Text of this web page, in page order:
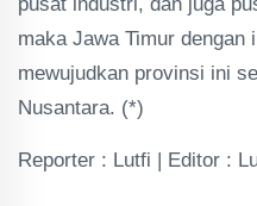
maka Jawa Timur dengan
mewujudkan provinsi ini
Nusantara. (*)
Reporter : Lutfi | Editor :